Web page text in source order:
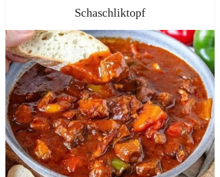
Schaschliktopf